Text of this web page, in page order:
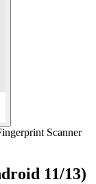
Scanner
11/13)